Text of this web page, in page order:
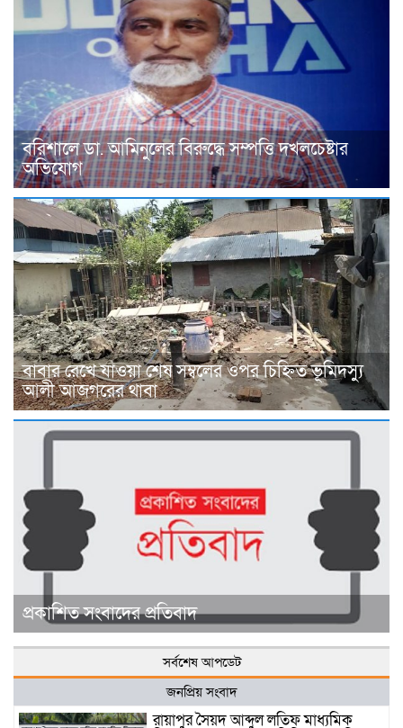
বরিশালে ডা. আমিনুলের বিরুদ্ধে সম্পত্তি দখলচেষ্টার
অভিযোগ
বাবার রেখে যাওয়া শেষ সম্বলের ওপর চিহ্নিত ভূমিদস্যু
আলী আজগরের থাবা
প্রকাশিত সংবাদের প্রতিবাদ
সর্বশেষ আপডেট
জনপ্রিয় সংবাদ
রায়াপুর সৈয়দ আব্দুল লতিফ মাধ্যমিক